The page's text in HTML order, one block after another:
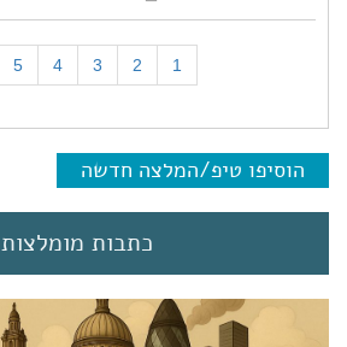
1
2
3
4
5
הוסיפו טיפ/המלצה חדשה
כתבות מומלצות